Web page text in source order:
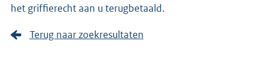
het griffierecht aan u terugbetaald.
Terug naar zoekresultaten